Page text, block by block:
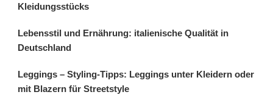
Kleidungsstücks
Lebensstil und Ernährung: italienische Qualität in
Deutschland
Leggings – Styling-Tipps: Leggings unter Kleidern oder
mit Blazern für Streetstyle